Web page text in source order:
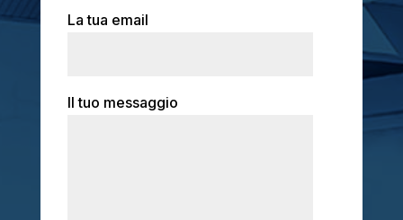
La tua email
Il tuo messaggio